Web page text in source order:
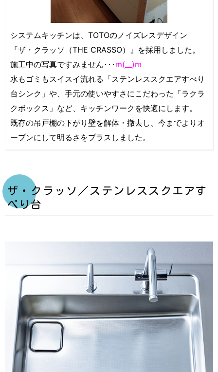
システムキッチンは、TOTOのノイズレスデザイン
『ザ・クラッソ（THE CRASSO）』を採用しました。
施工中の写真ですみません･･･ m(__)m
水もゴミもスイスイ流れる「ステンレススクエアすべり
台シンク」や、手元の使いやすさにこだわった「ラクラ
クボックス」など、キッチンワークを快適にします。
既存の吊戸棚の下がり壁を解体・撤去し、今までよりオ
ープンにして明るさをプラスしました。
ザ・クラッソ／ステンレススクエアす
べり台